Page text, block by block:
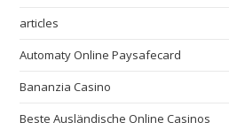
articles
Automaty Online Paysafecard
Bananzia Casino
Beste Ausländische Online Casinos